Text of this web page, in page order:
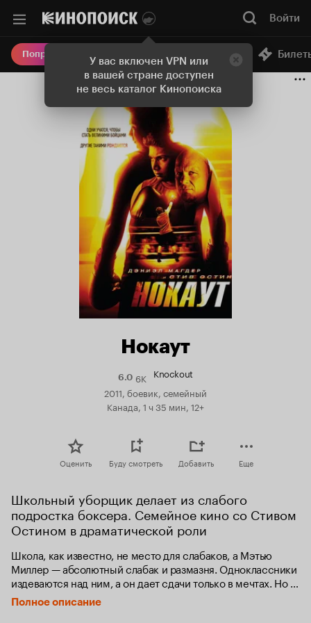
У вас включен VPN или
в вашей стране доступен
не весь каталог Кинопоиска
Войти
Попробовать Плюс Онлайн-кинотеатр
Нокаут
6.0Рейтинг
Кинопоиска
6K Knockout
2011, боевик, семейный
Канада, 1 ч 35 мин, 12+
Оценить Буду смотреть Добавить Еще
Школьный уборщик делает из слабого
подростка боксера. Семейное кино со Стивом
Остином в драматической роли
Школа, как известно, не место для слабаков, а Мэтью
Миллер — абсолютный слабак и размазня. Одноклассники
издеваются над ним, а он дает сдачи только в мечтах. Но
внезапно в его жизни появляется школьный уборщик Дэн
Варне, на поверку оказавшийся бывшим
Полное описание